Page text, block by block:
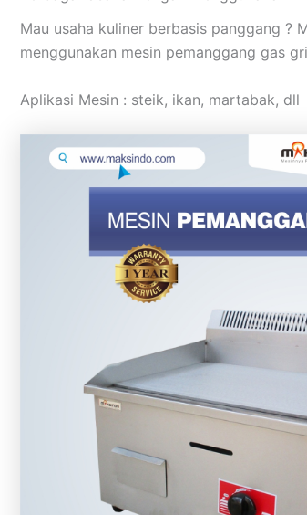
Mau usaha kuliner berbasis panggang ?
menggunakan mesin pemanggang gas
Aplikasi Mesin : steik, ikan, martabak, dll